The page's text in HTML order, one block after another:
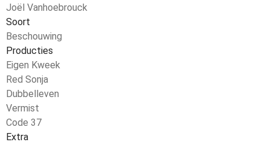
Joël Vanhoebrouck
Soort
Beschouwing
Producties
Eigen Kweek
Red Sonja
Dubbelleven
Vermist
Code 37
Extra